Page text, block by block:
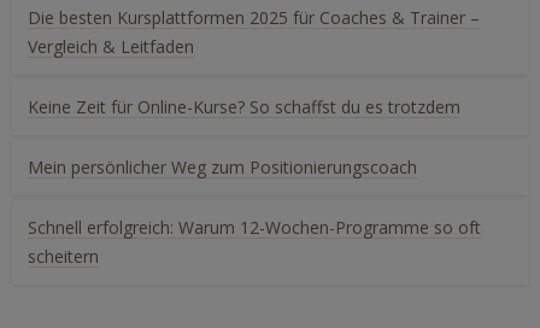
Die besten Kursplattformen 2025 für Coaches & Trainer –
Vergleich & Leitfaden
Keine Zeit für Online-Kurse? So schaffst du es trotzdem
Mein persönlicher Weg zum Positionierungscoach
Schnell erfolgreich: Warum 12-Wochen-Programme so oft
scheitern